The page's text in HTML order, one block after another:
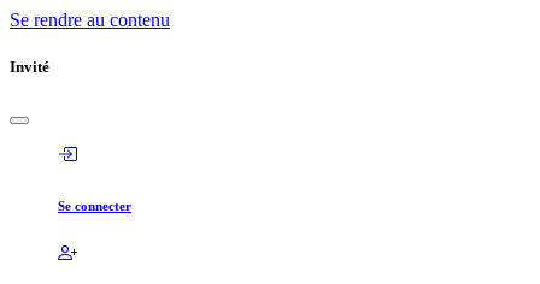
Se rendre au contenu
Invité
Se connecter